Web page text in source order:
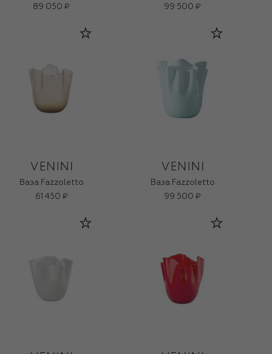
89 050 ₽
99 500 ₽
Ваза Fazzoletto
61 450 ₽
Ваза Fazzoletto
99 500 ₽